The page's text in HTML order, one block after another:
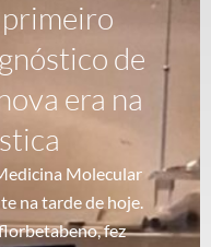
de
era na
Molecular
na tarde de hoje.
fez